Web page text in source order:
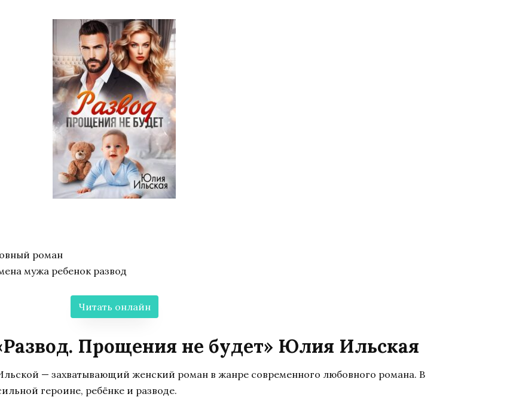
роман
мужа ребенок развод
Читать онлайн
Прощения не будет» Юлия Ильская
— захватывающий женский роман в жанре современного любовного романа. В
героине, ребёнке и разводе.